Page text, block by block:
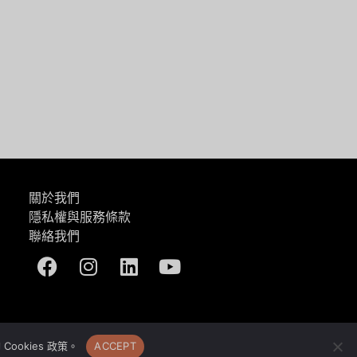
關於我們
隱私權與服務條款
聯絡我們
Facebook
Instagram
LinkedinYoutube
政策。 ACCEPT